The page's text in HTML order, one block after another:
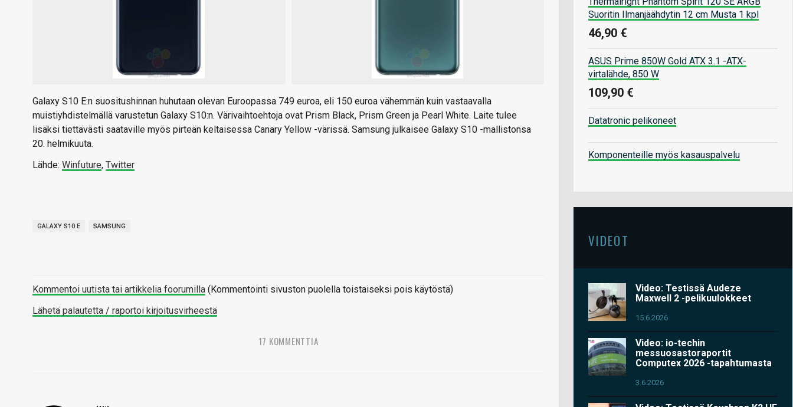
Galaxy S10 E:n suositushinnan huhutaan olevan Euroopassa 749 euroa, eli 150 euroa vähemmän kuin vastaavalla
muistiyhdistelmällä varustetun Galaxy S10:n. Värivaihtoehtoja ovat Prism Black, Prism Green ja Pearl White. Laite tulee
lisäksi tiettävästi saataville myös pirteän keltaisessa Canary Yellow -värissä. Samsung julkaisee Galaxy S10 -mallistonsa
20. helmikuuta.
Lähde: Winfuture, Twitter
GALAXY S10 E SAMSUNG
Kommentoi uutista tai artikkelia foorumilla (Kommentointi sivuston puolella toistaiseksi pois käytöstä)
Lähetä palautetta / raportoi kirjoitusvirheestä
17 KOMMENTTIA
Suoritin Ilmanjäähdytin 12 cm Musta 1 kpl
46,90 €
ASUS Prime 850W Gold ATX 3.1 -ATX-
virtalähde, 850 W
109,90 €
Datatronic pelikoneet
Komponenteille myös kasauspalvelu
VIDEOT
Video: Testissä Audeze
Maxwell 2 -pelikuulokkeet
15.6.2026
Video: io-techin
messuosastoraportit
Computex 2026 -tapahtumasta
3.6.2026